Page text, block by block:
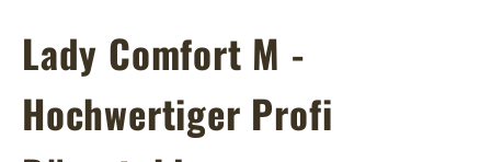
Lady Comfort M -
Hochwertiger Profi